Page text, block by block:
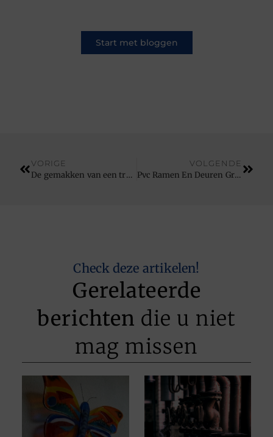
Start met bloggen
VORIGE
De gemakken van een troffelvloer
VOLGENDE
Pvc Ramen En Deuren Grazen
Check deze artikelen!
Gerelateerde
berichten die u niet
mag missen